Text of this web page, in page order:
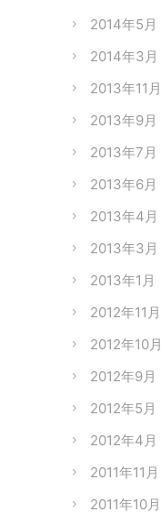
2014年5月
2014年3月
2013年11月
2013年9月
2013年7月
2013年6月
2013年4月
2013年3月
2013年1月
2012年11月
2012年10月
2012年9月
2012年5月
2012年4月
2011年11月
2011年10月